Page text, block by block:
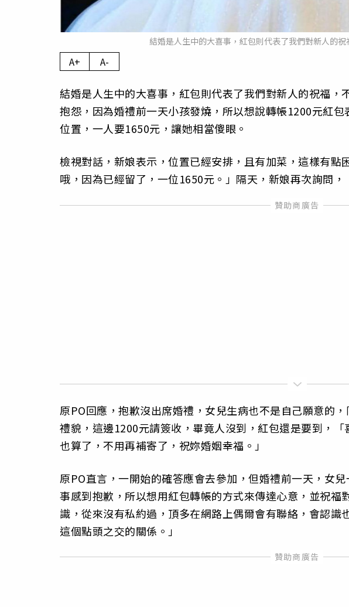
結婚是人生中的大喜事，紅包則代表了我們對新人的祝
A+ A-
結婚是人生中的大喜事，紅包則代表了我們對新人的祝福，
抱怨，因為婚禮前一天小孩發燒，所以想說轉帳1200元紅
位置，一人要1650元，讓她相當傻眼。
檢視對話，新娘表示，位置已經安排，且有加菜，這樣有點
哦，因為已經留了，一位1650元。」隔天，新娘再次詢問，
原PO回應，抱歉沒出席婚禮，女兒生病也不是自己願意的
禮貌，這邊1200元請簽收，畢竟人沒到，紅包還是要到，
也算了，不用再補寄了，祝妳婚姻幸福。」
原PO直言，一開始的確答應會去參加，但婚禮前一天，女
事感到抱歉，所以想用紅包轉帳的方式來傳達心意，並祝福
識，從來沒有私約過，頂多在網路上偶爾會有聯絡，會認識
這個點頭之交的關係。」